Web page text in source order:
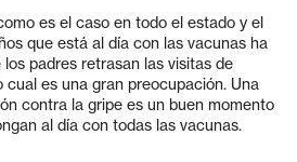
es el caso en todo el estado y el
que está al día con las vacunas ha
padres retrasan las visitas de
cual es una gran preocupación. Una
contra la gripe es un buen momento
al día con todas las vacunas.